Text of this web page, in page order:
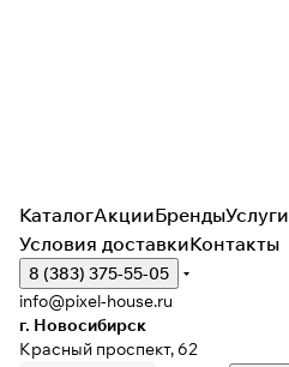
КаталогАкцииБрендыУслуги
Условия доставкиКонтакты
8 (383) 375-55-05
info@pixel-house.ru
г. Новосибирск
Красный проспект, 62